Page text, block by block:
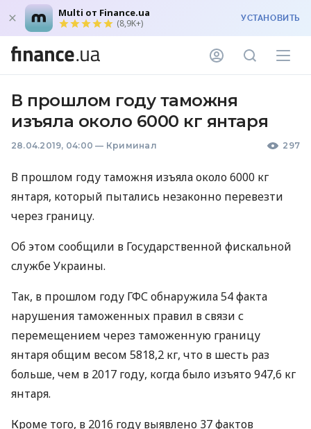
Multi от Finance.ua
(8,9K+) УСТАНОВИТЬ
В прошлом году таможня
изъяла около 6000 кг янтаря
28.04.2019, 04:00 — Криминал 297
В прошлом году таможня изъяла около 6000 кг
янтаря, который пытались незаконно перевезти
через границу.
Об этом сообщили в Государственной фискальной
службе Украины.
Так, в прошлом году ГФСобнаружила 54 факта
нарушения таможенных правил в связи с
перемещением через таможенную границу
янтаря общим весом 5818,2 кг, что в шесть раз
больше, чем в 2017 году, когда было изъято 947,6 кг
янтаря.
Кроме того, в 2016 году выявлено 37 фактов